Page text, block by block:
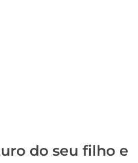
do seu filho e